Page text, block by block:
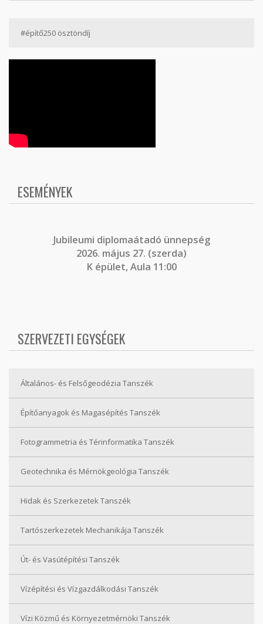
#építő250 ösztöndíj
ESEMÉNYEK
Jubileumi diplomaátadó ünnepség
2026. május 27. (szerda)
K épület, Aula 11:00
SZERVEZETI EGYSÉGEK
Általános- és Felsőgeodézia Tanszék
Építőanyagok és Magasépítés Tanszék
Fotogrammetria és Térinformatika Tanszék
Geotechnika és Mérnökgeológia Tanszék
Hidak és Szerkezetek Tanszék
Tartószerkezetek Mechanikája Tanszék
Út- és Vasútépítési Tanszék
Vízépítési és Vízgazdálkodási Tanszék
Vízi Közmű és Környezetmérnöki Tanszék